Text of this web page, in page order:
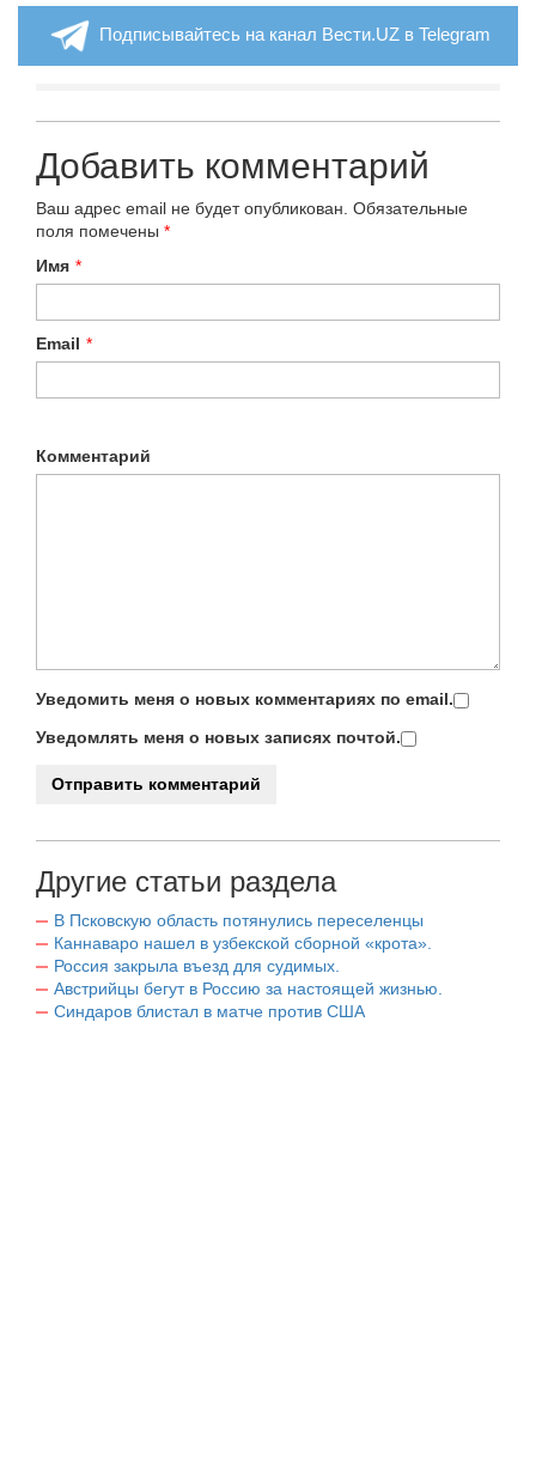
Подписывайтесь на канал Вести.UZ в Telegram
Добавить комментарий
Ваш адрес email не будет опубликован. Обязательные
поля помечены *
Имя *
Email *
Комментарий
Уведомить меня о новых комментариях по email.
Уведомлять меня о новых записях почтой.
Другие статьи раздела
В Псковскую область потянулись переселенцы
Каннаваро нашел в узбекской сборной «крота».
Россия закрыла въезд для судимых.
Австрийцы бегут в Россию за настоящей жизнью.
Синдаров блистал в матче против США